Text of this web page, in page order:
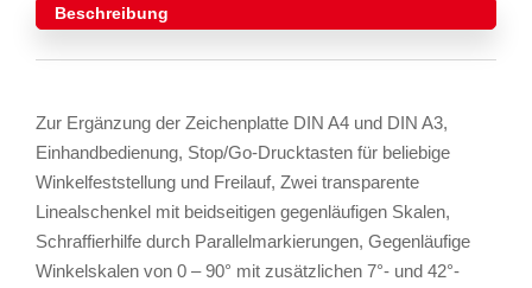
Beschreibung
Zur Ergänzung der Zeichenplatte DIN A4 und DIN A3,
Einhandbedienung, Stop/Go-Drucktasten für beliebige
Winkelfeststellung und Freilauf, Zwei transparente
Linealschenkel mit beidseitigen gegenläufigen Skalen,
Schraffierhilfe durch Parallelmarkierungen, Gegenläufige
Winkelskalen von 0 – 90° mit zusätzlichen 7°- und 42°-